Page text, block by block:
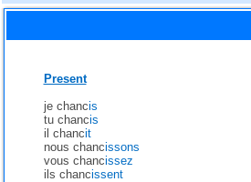
Present
je chancis
tu chancis
il chancit
nous chancissons
vous chancissez
ils chancissent